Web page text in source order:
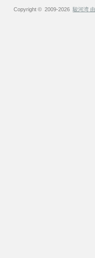
Copyright © 2009-2026 駿河湾